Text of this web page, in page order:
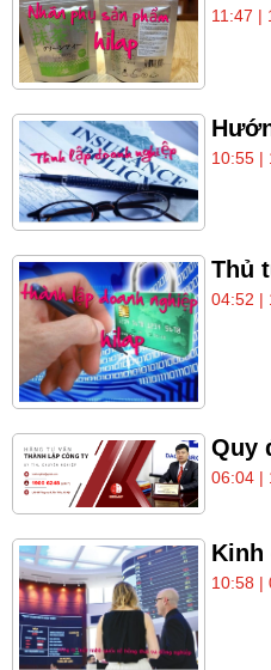
11:47 |
10:55 |
Thủ
04:52 |
Quy
06:04 |
Kinh
10:58 |